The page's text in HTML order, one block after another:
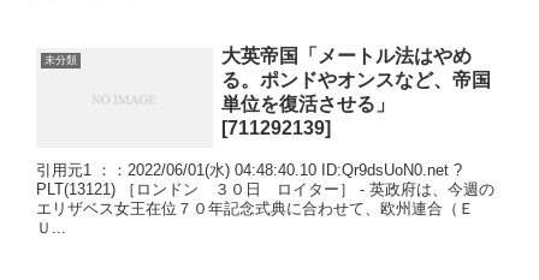
未分類
大英帝国「メートル法はやめ
る。ポンドやオンスなど、帝国
単位を復活させる」
[711292139]
引用元1 ：：2022/06/01(水) 04:48:40.10 ID:Qr9dsUoN0.net ?
PLT(13121) ［ロンドン ３０日 ロイター］ - 英政府は、今週の
エリザベス女王在位７０年記念式典に合わせて、欧州連合（Ｅ
Ｕ...